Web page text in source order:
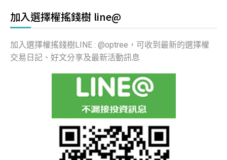
加入選擇權搖錢樹 line@
加入選擇權搖錢樹LINE : @optree，可收到最新的選擇權
交易日記、好文分享及最新活動訊息